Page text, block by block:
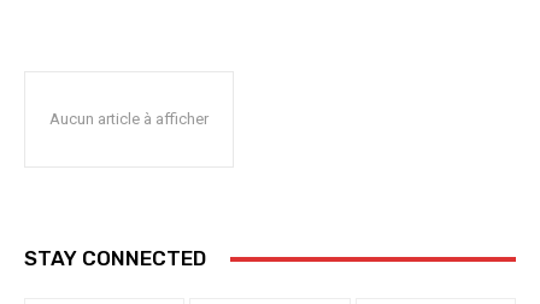
Aucun article à afficher
STAY CONNECTED